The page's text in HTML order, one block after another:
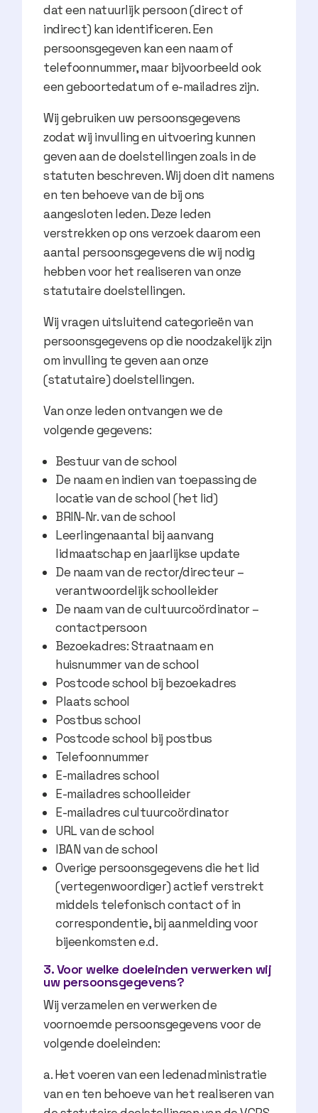
dat een natuurlijk persoon (direct of
indirect) kan identificeren. Een
persoonsgegeven kan een naam of
telefoonnummer, maar bijvoorbeeld ook
een geboortedatum of e-mailadres zijn.
Wij gebruiken uw persoonsgegevens
zodat wij invulling en uitvoering kunnen
geven aan de doelstellingen zoals in de
statuten beschreven. Wij doen dit namens
en ten behoeve van de bij ons
aangesloten leden. Deze leden
verstrekken op ons verzoek daarom een
aantal persoonsgegevens die wij nodig
hebben voor het realiseren van onze
statutaire doelstellingen.
Wij vragen uitsluitend categorieën van
persoonsgegevens op die noodzakelijk zijn
om invulling te geven aan onze
(statutaire) doelstellingen.
Van onze leden ontvangen we de
volgende gegevens:
Bestuur van de school
De naam en indien van toepassing de
locatie van de school (het lid)
BRIN-Nr. van de school
Leerlingenaantal bij aanvang
lidmaatschap en jaarlijkse update
De naam van de rector/directeur –
verantwoordelijk schoolleider
De naam van de cultuurcoördinator –
contactpersoon
Bezoekadres: Straatnaam en
huisnummer van de school
Postcode school bij bezoekadres
Plaats school
Postbus school
Postcode school bij postbus
Telefoonnummer
E-mailadres school
E-mailadres schoolleider
E-mailadres cultuurcoördinator
URL van de school
IBAN van de school
Overige persoonsgegevens die het lid
(vertegenwoordiger) actief verstrekt
middels telefonisch contact of in
correspondentie, bij aanmelding voor
bijeenkomsten e.d.
3. Voor welke doeleinden verwerken wij
uw persoonsgegevens?
Wij verzamelen en verwerken de
voornoemde persoonsgegevens voor de
volgende doeleinden:
a. Het voeren van een ledenadministratie
van en ten behoeve van het realiseren van